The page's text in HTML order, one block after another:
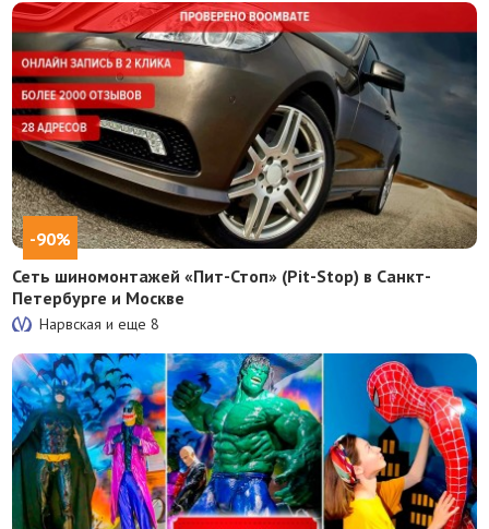
-90%
Сеть шиномонтажей «Пит-Стоп» (Pit-Stop) в Санкт-
Петербурге и Москве
Нарвская и еще8